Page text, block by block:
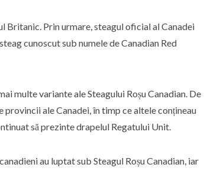
Britanic. Prin urmare, steagul oficial al Canadei
cunoscut sub numele de Canadian Red
multe variante ale Steagului Roșu Canadian. De
ale Canadei, în timp ce altele conțineau
să prezinte drapelul Regatului Unit.
au luptat sub Steagul Roșu Canadian, iar